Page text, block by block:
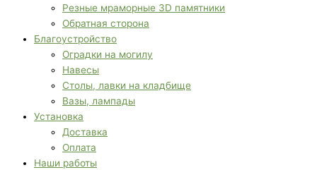
Резные мраморные 3D памятники
Обратная сторона
Благоустройство
Оградки на могилу
Навесы
Столы, лавки на кладбище
Вазы, лампады
Установка
Доставка
Оплата
Наши работы